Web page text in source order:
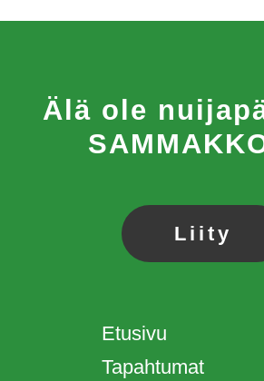
Älä ole
Liity
Etusivu
Tapahtumat